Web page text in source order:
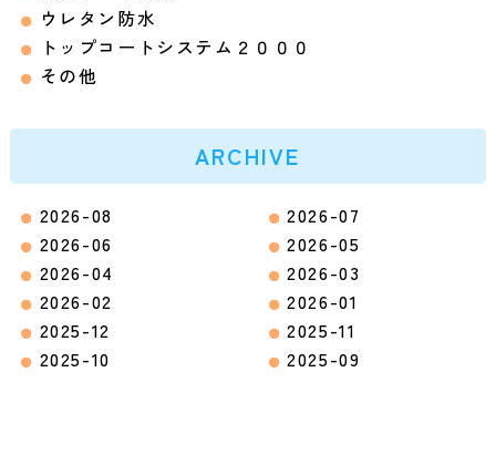
ウレタン防水
トップコートシステム２０００
その他
ARCHIVE
2026-08
2026-07
2026-06
2026-05
2026-04
2026-03
2026-02
2026-01
2025-12
2025-11
2025-10
2025-09